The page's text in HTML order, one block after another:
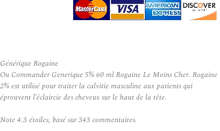
Générique Rogaine
Ou Commander Generique 5% 60 ml Rogaine Le Moins Cher. Rogaine
2% est utilisé pour traiter la calvitie masculine aux patients qui
éprouvent l’éclaircie des cheveux sur le haut de la tête.
Note 4.3 étoiles, basé sur343 commentaires.